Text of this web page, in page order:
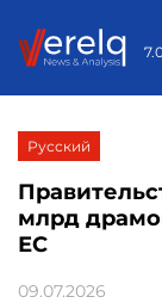
Русский
млрд
ЕС
09.07.2026